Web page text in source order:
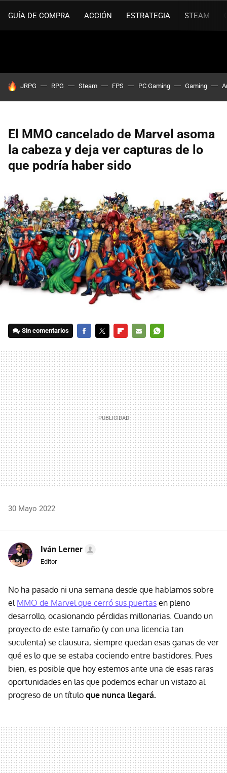
GUÍA DE COMPRA ACCIÓN ESTRATEGIA STEAM
HOY SE HABLA DE
JRPG RPG Steam FPS PC Gaming Gaming
El MMO cancelado de Marvel asoma
la cabeza y deja ver capturas de lo
que podría haber sido
Sin comentarios
MAIL
30 Mayo 2022
Iván Lerner
Editor
No ha pasado ni una semana desde que hablamos sobre
el MMO de Marvel que cerró sus puertas en pleno
desarrollo, ocasionando pérdidas millonarias. Cuando un
proyecto de este tamaño (y con una licencia tan
suculenta) se clausura, siempre quedan esas ganas de ver
qué es lo que se estaba cociendo entre bastidores. Pues
bien, es posible que hoy estemos ante una de esas raras
oportunidades en las que podemos echar un vistazo al
progreso de un título que nunca llegará.